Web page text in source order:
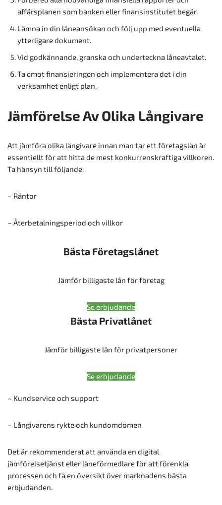
affärsplanen som banken eller finansinstitutet begär.
Lämna in din låneansökan och följ upp med eventuella
ytterligare dokument.
Vid godkännande, granska och underteckna låneavtalet.
Ta emot finansieringen och implementera det i din
verksamhet enligt plan.
Jämförelse Av Olika Långivare
Att jämföra olika långivare innan man tar ett företagslån är
essentiellt för att hitta de mest konkurrenskraftiga villkoren.
Ta hänsyn till följande:
– Räntor
– Återbetalningsperiod och villkor
Bästa Företagslånet
Jämför billigaste lån för företag
Se erbjudande
Bästa Privatlånet
Jämför billigaste lån för privatpersoner
Se erbjudande
– Kundservice och support
– Långivarens rykte och kundomdömen
Det är rekommenderat att använda en digital
jämförelsetjänst eller låneförmedlare för att förenkla
processen och få en översikt över marknadens bästa
erbjudanden.